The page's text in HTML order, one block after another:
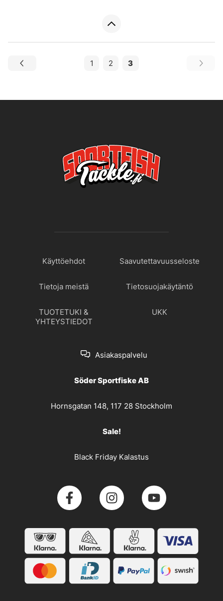
1 2 3
Käyttöehdot Saavutettavuusseloste
Tietoja meistä Tietosuojakäytäntö
TUOTETUKI &
YHTEYSTIEDOT
UKK
Asiakaspalvelu
Söder Sportfiske AB
Hornsgatan 148, 117 28 Stockholm
Sale!
Black Friday Kalastus